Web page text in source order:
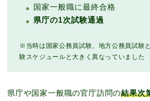
国家一般職に最終合格
県庁の1次試験通過
※当時は国家公務員試験、地方公務員試験
験スケジュールと大きく異なっていました
県庁や国家一般職の官庁訪問の結果次